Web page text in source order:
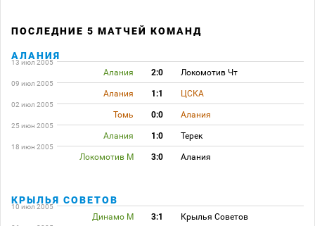
ПОСЛЕДНИЕ 5 МАТЧЕЙ КОМАНД
АЛАНИЯ
13 июл 2005
Алания 2:0 Локомотив Чт
09 июл 2005
Алания 1:1 ЦСКА
02 июл 2005
Томь 0:0 Алания
25 июн 2005
Алания 1:0 Терек
18 июн 2005
Локомотив М 3:0 Алания
КРЫЛЬЯ СОВЕТОВ
10 июл 2005
Динамо М 3:1 Крылья Советов